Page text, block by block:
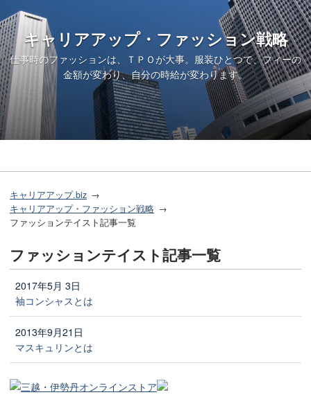
キャリアアップ・ファッション戦略
仕事時のファッションは、ＴＰＯが大事。服装ひとつで、フィーの
金額が変わり、自分の時給が変わります。
キャリアアップ.biz
キャリアアップ・ファッション戦略
ファッションテイスト記事一覧
ファッションテイスト記事一覧
2017年5月 3日
袖コンシャスとは
2013年9月21日
マスキュリンとは